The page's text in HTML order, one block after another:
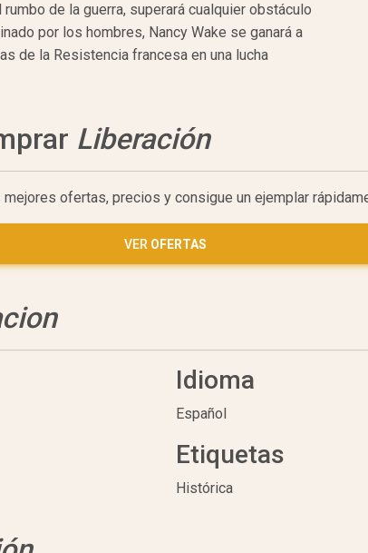
de la guerra, superará cualquier obstáculo
por los hombres, Nancy Wake se ganará a
de la Resistencia francesa en una lucha
Liberación
ofertas, precios y consigue un ejemplar
VER OFERTAS
Idioma
Español
Etiquetas
Histórica